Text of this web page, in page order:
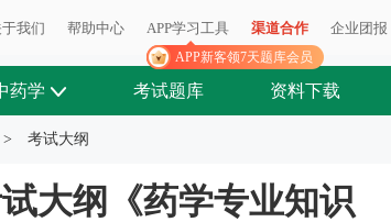
于我们 帮助中心 APP学习工具
APP新客领7天题库会员
渠道合作 企业团报
药学 考试题库 资料下载
> 考试大纲
大纲《药学专业知识